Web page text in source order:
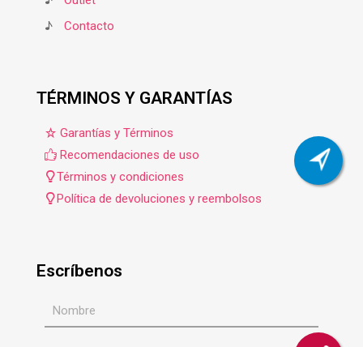
♪
Contacto
TÉRMINOS Y GARANTÍAS
Garantías y Términos
Recomendaciones de uso
Términos y condiciones
Política de devoluciones y reembolsos
Escríbenos